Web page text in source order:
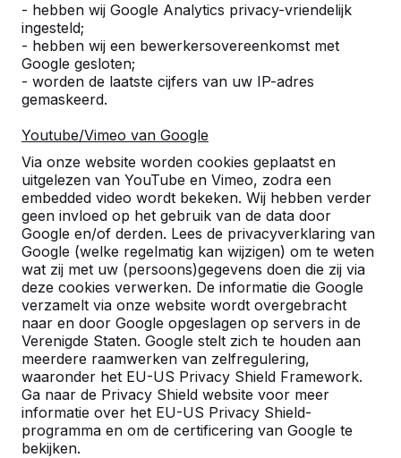
- hebben wij Google Analytics privacy-vriendelijk
ingesteld;
- hebben wij een bewerkersovereenkomst met
Google gesloten;
- worden de laatste cijfers van uw IP-adres
gemaskeerd.
Youtube/Vimeo van Google
Via onze website worden cookies geplaatst en
uitgelezen van YouTube en Vimeo, zodra een
embedded video wordt bekeken. Wij hebben verder
geen invloed op het gebruik van de data door
Google en/of derden. Lees de privacyverklaring van
Google (welke regelmatig kan wijzigen) om te weten
wat zij met uw (persoons)gegevens doen die zij via
deze cookies verwerken. De informatie die Google
verzamelt via onze website wordt overgebracht
naar en door Google opgeslagen op servers in de
Verenigde Staten. Google stelt zich te houden aan
meerdere raamwerken van zelfregulering,
waaronder het EU-US Privacy Shield Framework.
Ga naar de Privacy Shield website voor meer
informatie over het EU-US Privacy Shield-
programma en om de certificering van Google te
bekijken.
Referenties
U vindt onze producten in heel Europa en
zelfs daarbuiten. Bekijk hier waar bij u in de
buurt al een HeBlad product staat.
Product
Alles weergeven